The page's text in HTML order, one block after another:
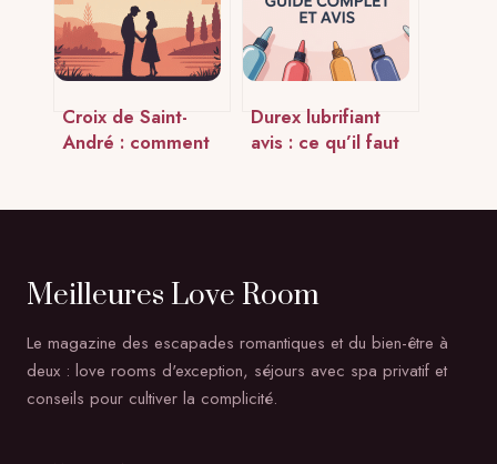
Croix de Saint-
André : comment
couple
Durex lubrifiant
avis : ce qu’il faut
Meilleures Love Room
Le magazine des escapades romantiques et du bien-être à
deux : love rooms d'exception, séjours avec spa privatif et
conseils pour cultiver la complicité.